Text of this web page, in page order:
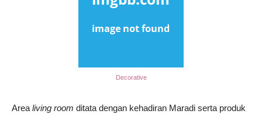
Decorative
Area living room ditata dengan kehadiran Maradi serta produk